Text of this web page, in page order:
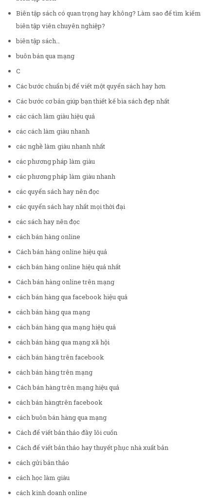
Biên tập sách có quan trọng hay không? Làm sao để tìm kiếm
biên tập viên chuyên nghiệp?
biên tập sách…
buôn bán qua mạng
C
Các bước chuẩn bị để viết một quyển sách hay hơn
Các bước cơ bản giúp bạn thiết kế bìa sách đẹp nhất
các cách làm giàu hiệu quả
các cách làm giàu nhanh
các nghề làm giàu nhanh nhất
các phương pháp làm giàu
các phương pháp làm giàu nhanh
các quyển sách hay nên đọc
các quyển sách hay nhất mọi thời đại
các sách hay nên đọc
cách bán hàng online
Cách bán hàng online hiệu quả
cách bán hàng online hiệu quả nhất
Cách bán hàng online trên mạng
cách bán hàng qua facebook hiệu quả
cách bán hàng qua mạng
cách bán hàng qua mạng hiệu quả
cách bán hàng qua mạng xã hội
cách bán hàng trên facebook
cách bán hàng trên mạng
Cách bán hàng trên mạng hiệu quả
cách bán hàngtrên facebook
cách buôn bán hàng qua mạng
Cách để viết bản thảo đầy lôi cuốn
Cách để viết bản thảo hay thuyết phục nhà xuất bản
cách gửi bản thảo
cách học làm giàu
cách kinh doanh online